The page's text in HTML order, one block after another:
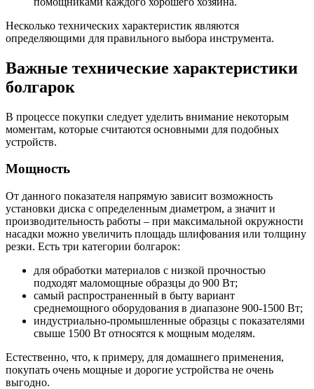
Несколько технических характеристик являются
определяющими для правильного выбора инструмента.
Важные технические характеристики
болгарок
В процессе покупки следует уделить внимание некоторым
моментам, которые считаются основными для подобных
устройств.
Мощность
От данного показателя напрямую зависит возможность
установки диска с определенным диаметром, а значит и
производительность работы – при максимальной окружности
насадки можно увеличить площадь шлифования или толщину
резки. Есть три категории болгарок:
для обработки материалов с низкой прочностью
подходят маломощные образцы до 900 Вт;
самый распространенный в быту вариант
среднемощного оборудования в диапазоне 900-1500 Вт;
индустриально-промышленные образцы с показателями
свыше 1500 Вт относятся к мощным моделям.
Естественно, что, к примеру, для домашнего применения,
покупать очень мощные и дорогие устройства не очень
выгодно.